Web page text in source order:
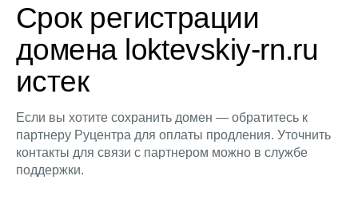
Срок регистрации
домена loktevskiy-rn.ru
истек
Если вы хотите сохранить домен — обратитесь к
партнеру Руцентра для оплаты продления. Уточнить
контакты для связи с партнером можно в службе
поддержки.